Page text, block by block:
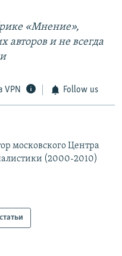
«Мнение»,
авторов и не всегда
VPN Follow us
московского Центра
(2000-2010)